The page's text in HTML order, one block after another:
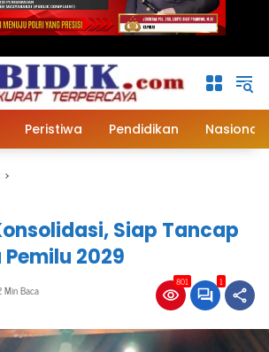
Peristiwa Pendidikan Nasional
Siap Tancap
2029
Min Baca
801 1